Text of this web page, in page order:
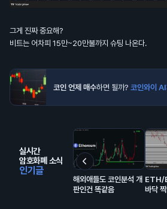
그게 진짜 중요해?
비트는 어차피 15만~20만불까지 슈팅 나온다.
코인 언제 매수하면 될까? 코인와이
실시간
암호화폐 소식
인기글
해외애들도 코인분석 개
판인건 똑같음
ETH/
바닥